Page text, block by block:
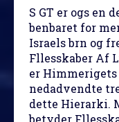
S GT er ogs en
benbaret for
Israels brn og
Fllesskaber Af
er Himmerigets
nedadvendte
dette Hierarki.